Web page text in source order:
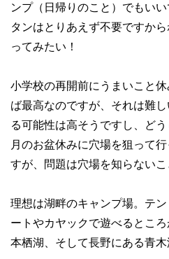
ンプ（日帰りのこと）でもい
タンはとりあえず不要ですか
ってみたい！
小学校の再開前にうまいこと
ば最高なのですが、それは難
る可能性は高そうですし、ど
月のお盆休みに穴場を狙って
すが、問題は穴場を知らないこ
理想は湖畔のキャンプ場。テ
ートやカヤックで遊べるとこ
本栖湖、そして長野にある青木